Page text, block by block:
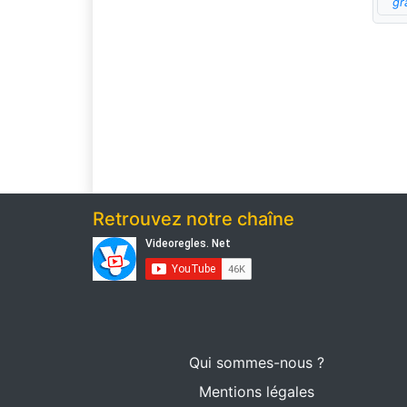
Retrouvez notre chaîne
Qui sommes-nous ?
Mentions légales